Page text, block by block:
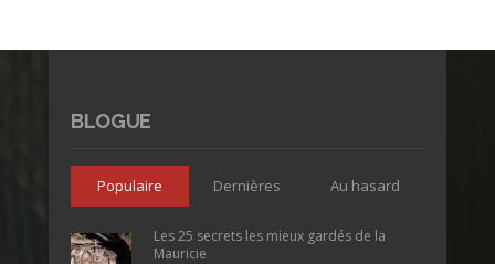
BLOGUE
Populaire Dernières Au hasard
Les 25 secrets les mieux gardés de la
Mauricie